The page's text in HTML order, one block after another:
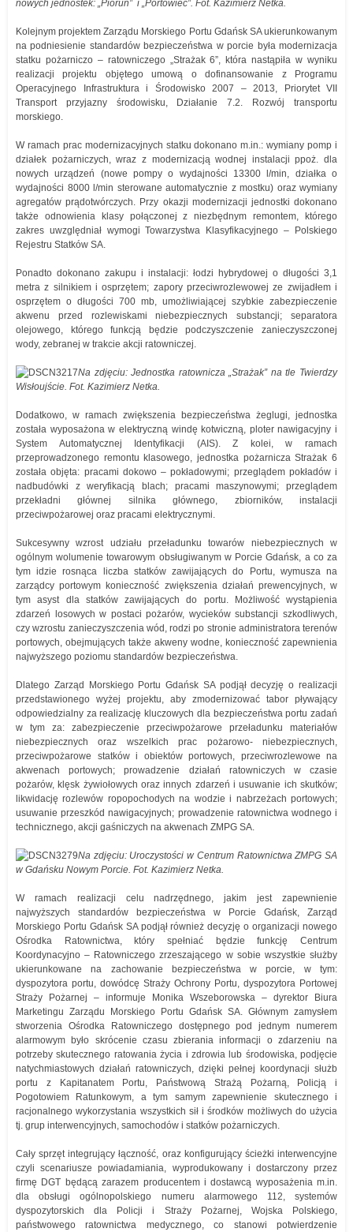
nowych jednostek: „Piorun” i „Portowiec”. Fot. Kazimierz Netka.
Kolejnym projektem Zarządu Morskiego Portu Gdańsk SA ukierunkowanym
na podniesienie standardów bezpieczeństwa w porcie była modernizacja
statku pożarniczo – ratowniczego „Strażak 6”, która nastąpiła w wyniku
realizacji projektu objętego umową o dofinansowanie z Programu
Operacyjnego Infrastruktura i Środowisko 2007 – 2013, Priorytet VII
Transport przyjazny środowisku, Działanie 7.2. Rozwój transportu
morskiego.
W ramach prac modernizacyjnych statku dokonano m.in.: wymiany pomp i
działek pożarniczych, wraz z modernizacją wodnej instalacji ppoż. dla
nowych urządzeń (nowe pompy o wydajności 13300 l/min, działka o
wydajności 8000 l/min sterowane automatycznie z mostku) oraz wymiany
agregatów prądotwórczych. Przy okazji modernizacji jednostki dokonano
także odnowienia klasy połączonej z niezbędnym remontem, którego
zakres uwzględniał wymogi Towarzystwa Klasyfikacyjnego – Polskiego
Rejestru Statków SA.
Ponadto dokonano zakupu i instalacji: łodzi hybrydowej o długości 3,1
metra z silnikiem i osprzętem; zapory przeciwrozlewowej ze zwijadłem i
osprzętem o długości 700 mb, umożliwiającej szybkie zabezpieczenie
akwenu przed rozlewiskami niebezpiecznych substancji; separatora
olejowego, którego funkcją będzie podczyszczenie zanieczyszczonej
wody, zebranej w trakcie akcji ratowniczej.
Na zdjęciu: Jednostka ratownicza „Strażak” na tle Twierdzy
Wisłoujście. Fot. Kazimierz Netka.
Dodatkowo, w ramach zwiększenia bezpieczeństwa żeglugi, jednostka
została wyposażona w elektryczną windę kotwiczną, ploter nawigacyjny i
System Automatycznej Identyfikacji (AIS). Z kolei, w ramach
przeprowadzonego remontu klasowego, jednostka pożarnicza Strażak 6
została objęta: pracami dokowo – pokładowymi; przeglądem pokładów i
nadbudówki z weryfikacją blach; pracami maszynowymi; przeglądem
przekładni głównej silnika głównego, zbiorników, instalacji
przeciwpożarowej oraz pracami elektrycznymi.
Sukcesywny wzrost udziału przeładunku towarów niebezpiecznych w
ogólnym wolumenie towarowym obsługiwanym w Porcie Gdańsk, a co za
tym idzie rosnąca liczba statków zawijających do Portu, wymusza na
zarządcy portowym konieczność zwiększenia działań prewencyjnych, w
tym asyst dla statków zawijających do portu. Możliwość wystąpienia
zdarzeń losowych w postaci pożarów, wycieków substancji szkodliwych,
czy wzrostu zanieczyszczenia wód, rodzi po stronie administratora terenów
portowych, obejmujących także akweny wodne, konieczność zapewnienia
najwyższego poziomu standardów bezpieczeństwa.
Dlatego Zarząd Morskiego Portu Gdańsk SA podjął decyzję o realizacji
przedstawionego wyżej projektu, aby zmodernizować tabor pływający
odpowiedzialny za realizację kluczowych dla bezpieczeństwa portu zadań
w tym za: zabezpieczenie przeciwpożarowe przeładunku materiałów
niebezpiecznych oraz wszelkich prac pożarowo- niebezpiecznych,
przeciwpożarowe statków i obiektów portowych, przeciwrozlewowe na
akwenach portowych; prowadzenie działań ratowniczych w czasie
pożarów, klęsk żywiołowych oraz innych zdarzeń i usuwanie ich skutków;
likwidację rozlewów ropopochodych na wodzie i nabrzeżach portowych;
usuwanie przeszkód nawigacyjnych; prowadzenie ratownictwa wodnego i
technicznego, akcji gaśniczych na akwenach ZMPG SA.
Na zdjęciu: Uroczystości w Centrum Ratownictwa ZMPG SA
w Gdańsku Nowym Porcie. Fot. Kazimierz Netka.
W ramach realizacji celu nadrzędnego, jakim jest zapewnienie
najwyższych standardów bezpieczeństwa w Porcie Gdańsk, Zarząd
Morskiego Portu Gdańsk SA podjął również decyzję o organizacji nowego
Ośrodka Ratownictwa, który spełniać będzie funkcję Centrum
Koordynacyjno – Ratowniczego zrzeszającego w sobie wszystkie służby
ukierunkowane na zachowanie bezpieczeństwa w porcie, w tym:
dyspozytora portu, dowódcę Straży Ochrony Portu, dyspozytora Portowej
Straży Pożarnej – informuje Monika Wszeborowska – dyrektor Biura
Marketingu Zarządu Morskiego Portu Gdańsk SA. Głównym zamysłem
stworzenia Ośrodka Ratowniczego dostępnego pod jednym numerem
alarmowym było skrócenie czasu zbierania informacji o zdarzeniu na
potrzeby skutecznego ratowania życia i zdrowia lub środowiska, podjęcie
natychmiastowych działań ratowniczych, dzięki pełnej koordynacji służb
portu z Kapitanatem Portu, Państwową Strażą Pożarną, Policją i
Pogotowiem Ratunkowym, a tym samym zapewnienie skutecznego i
racjonalnego wykorzystania wszystkich sił i środków możliwych do użycia
tj. grup interwencyjnych, samochodów i statków pożarniczych.
Cały sprzęt integrujący łączność, oraz konfigurujący ścieżki interwencyjne
czyli scenariusze powiadamiania, wyprodukowany i dostarczony przez
firmę DGT będącą zarazem producentem i dostawcą wyposażenia m.in.
dla obsługi ogólnopolskiego numeru alarmowego 112, systemów
dyspozytorskich dla Policji i Straży Pożarnej, Wojska Polskiego,
państwowego ratownictwa medycznego, co stanowi potwierdzenie